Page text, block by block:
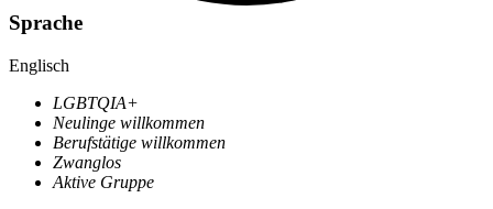
Sprache
Englisch
LGBTQIA+
Neulinge willkommen
Berufstätige willkommen
Zwanglos
Aktive Gruppe